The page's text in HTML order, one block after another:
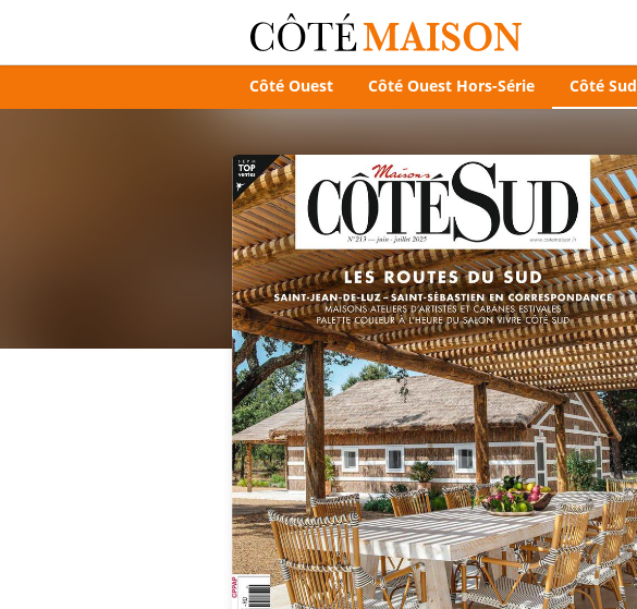
Côté Ouest Côté Ouest Hors-Série Côté Sud